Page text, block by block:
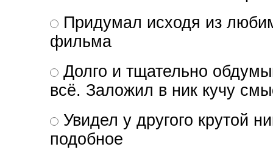
Придумал исходя из
фильма
Долго и тщательно
всё. Заложил в ник кучу
Увидел у другого крутой
подобное